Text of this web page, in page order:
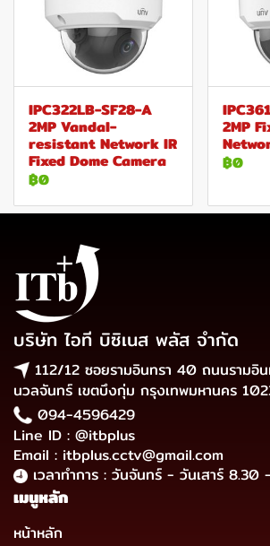
IPC322LB-SF28-A
2MP Vandal-
resistant Network IR
Fixed Dome Camera
฿0
2MP
฿0
บริษัท ไอที บิซิเนส พลัส จำกัด
112/12 ซอยรามอินทรา 40 ถนนรามอิ
นวลจันทร์ เขตบึงกุ่ม กรุงเทพมหานคร
094-4596429
Line ID : @itbplus
Email : itbplus.cctv@gmail.com
เวลาทำการ : วันจันทร์ - วันเสาร์ 8.30
เมนูหลัก
หน้าหลัก